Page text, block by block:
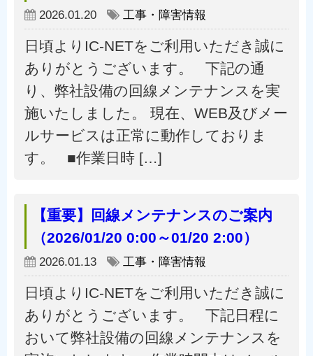
2026.01.20 工事・障害情報
日頃よりIC-NETをご利用いただき誠に
ありがとうございます。 下記の通
り、弊社設備の回線メンテナンスを実
施いたしました。 現在、WEB及びメー
ルサービスは正常に動作しておりま
す。 ■作業日時 […]
【重要】回線メンテナンスのご案内
（2026/01/20 0:00～01/20 2:00）
2026.01.13 工事・障害情報
日頃よりIC-NETをご利用いただき誠に
ありがとうございます。 下記日程に
おいて弊社設備の回線メンテナンスを